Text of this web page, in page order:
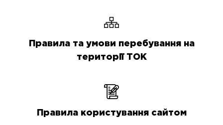
Правила та умови перебування на
території ТОК
Правила користування сайтом